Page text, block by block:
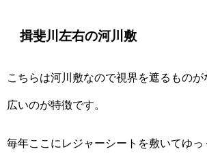
揖斐川左右の河川敷
こちらは河川敷なので視界を遮るもの
広いのが特徴です。
毎年ここにレジャーシートを敷いてゆっ